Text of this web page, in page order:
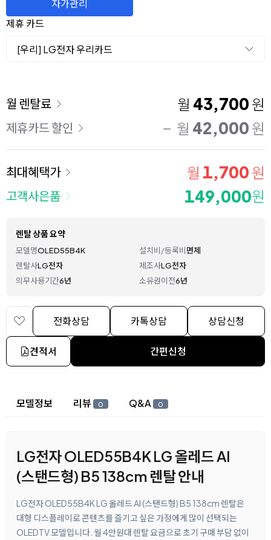
자가관리
제휴 카드
[우리] LG전자 우리카드
이용 요금
월 렌탈료 월 43,700 원
제휴카드 할인 월 42,000 원
최대혜택가 월 1,700 원
고객사은품 149,000원
렌탈 상품 요약
모델명OLED55B4K 설치비/등록비면제
렌탈사LG전자 제조사LG전자
의무사용기간6년 소유권이전6년
전화상담 카톡상담 상담신청
견적서 간편신청
상세 정보
모델정보 리뷰 0 Q&A 0
LG전자 OLED55B4K LG 올레드 AI
(스탠드형) B5 138cm 렌탈 안내
LG전자 OLED55B4K LG 올레드 AI (스탠드형) B5 138cm 렌탈은
대형 디스플레이로 콘텐츠를 즐기고 싶은 가정에게 많이 선택되는
OLEDTV 모델입니다. 월 4만원대 렌탈 요금으로 초기 구매 부담 없이